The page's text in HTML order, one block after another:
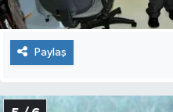
Paylaş